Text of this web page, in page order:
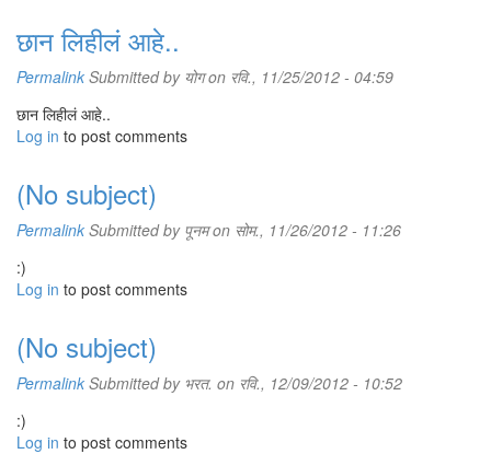
छान लिहीलं आहे..
Permalink Submitted by योगon रवि., 11/25/2012 - 04:59
छान लिहीलं आहे..
Log in to post comments
(No subject)
Permalink Submitted by पूनमon सोम., 11/26/2012 - 11:26
:)
Log in to post comments
(No subject)
Permalink Submitted by भरत. on रवि., 12/09/2012 - 10:52
:)
Log in to post comments